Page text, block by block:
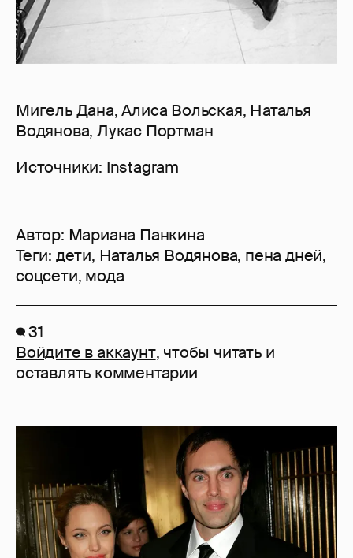
Мигель Дана, Алиса Вольская, Наталья
Водянова, Лукас Портман
Источники: Instagram
Автор: Мариана Панкина
Теги: дети, Наталья Водянова, пена дней,
соцсети, мода
31
Войдите в аккаунт, чтобы читать и
оставлять комментарии